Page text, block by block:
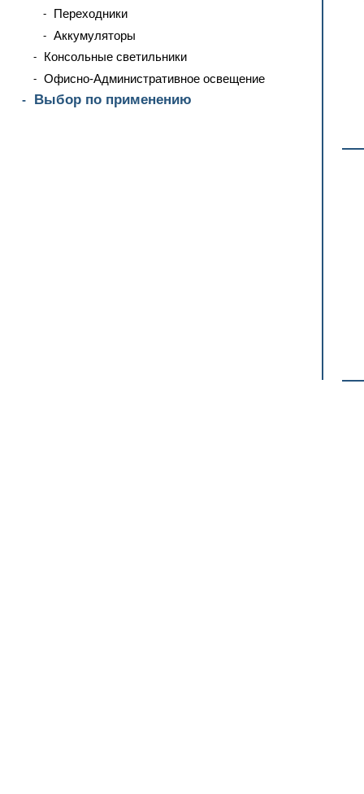
Переходники
Аккумуляторы
Консольные светильники
Офисно-Административное освещение
Выбор по применению